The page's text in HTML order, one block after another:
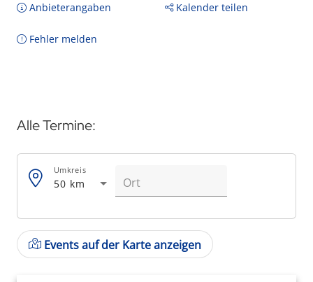
Anbieterangaben Kalender teilen
Fehler melden
Alle Termine:
50 km
Umkreis
Events auf der Karte anzeigen